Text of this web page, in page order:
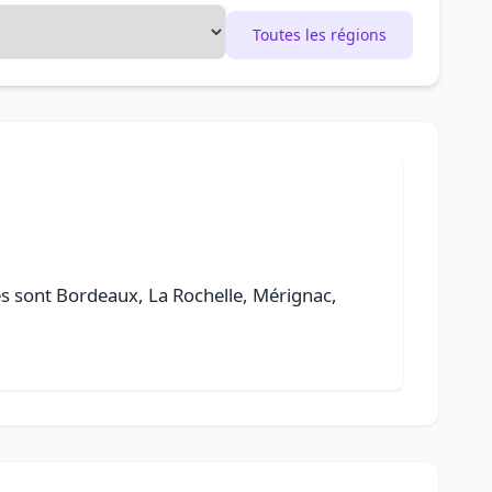
Toutes les régions
sont Bordeaux, La Rochelle, Mérignac,